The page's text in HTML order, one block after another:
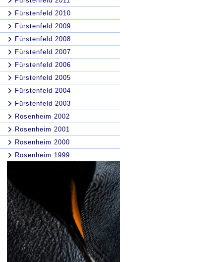
Fürstenfeld 2010
Fürstenfeld 2009
Fürstenfeld 2008
Fürstenfeld 2007
Fürstenfeld 2006
Fürstenfeld 2005
Fürstenfeld 2004
Fürstenfeld 2003
Rosenheim 2002
Rosenheim 2001
Rosenheim 2000
Rosenheim 1999